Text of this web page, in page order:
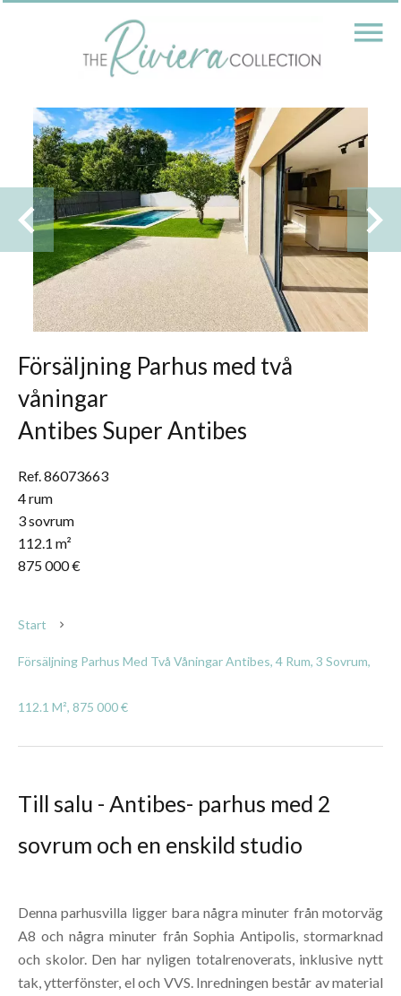
Försäljning Parhus med två
våningar
Antibes Super Antibes
Ref. 86073663
4 rum
3 sovrum
112.1 m²
875 000 €
Start
Försäljning Parhus Med Två Våningar Antibes, 4 Rum, 3 Sovrum,
112.1 M², 875 000 €
Till salu - Antibes- parhus med 2
sovrum och en enskild studio
Denna parhusvilla ligger bara några minuter från motorväg
A8 och några minuter från Sophia Antipolis, stormarknad
och skolor. Den har nyligen totalrenoverats, inklusive nytt
tak, ytterfönster, el och VVS. Inredningen består av material